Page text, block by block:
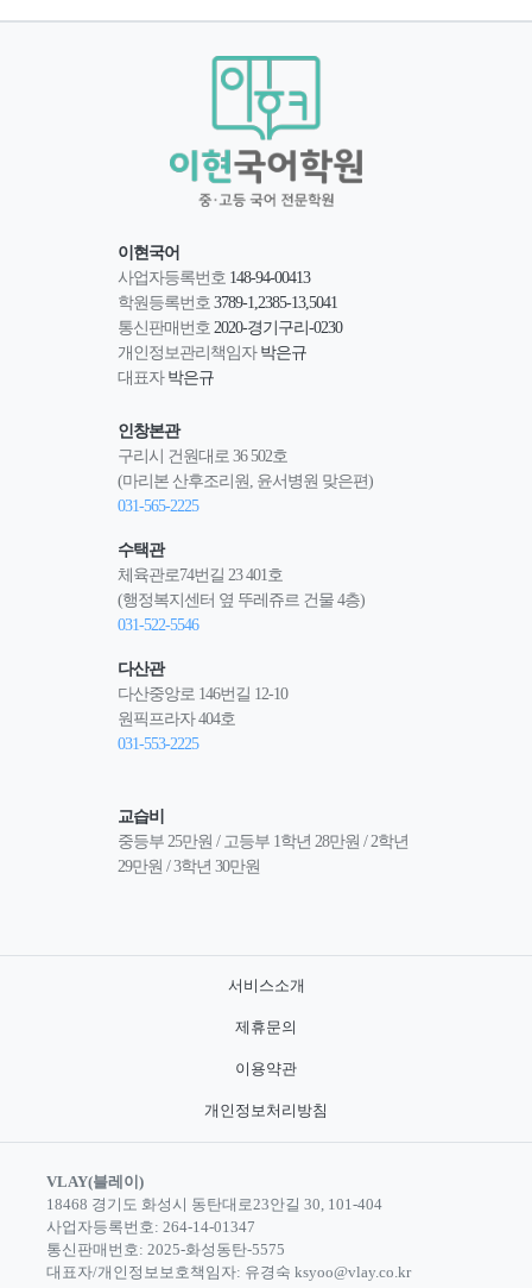
이현국어
사업자등록번호 148-94-00413
학원등록번호3789-1,2385-13,5041
통신판매번호 2020-경기구리-0230
개인정보관리책임자박은규
대표자박은규
인창본관
구리시 건원대로 36 502호
(마리본 산후조리원, 윤서병원 맞은편)
031-565-2225
수택관
체육관로74번길 23 401호
(행정복지센터 옆 뚜레쥬르 건물 4층)
031-522-5546
다산관
다산중앙로 146번길 12-10
원픽프라자 404호
031-553-2225
교습비
중등부 25만원 / 고등부 1학년 28만원 / 2학년
29만원 / 3학년 30만원
서비스소개
제휴문의
이용약관
개인정보처리방침
VLAY(블레이)
18468 경기도 화성시 동탄대로23안길 30, 101-404
사업자등록번호: 264-14-01347
통신판매번호: 2025-화성동탄-5575
대표자/개인정보보호책임자: 유경숙 ksyoo@vlay.co.kr